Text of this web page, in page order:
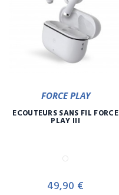
FORCE PLAY
ECOUTEURS SANS FIL FORCE
PLAY III
Blanc
49,90 €